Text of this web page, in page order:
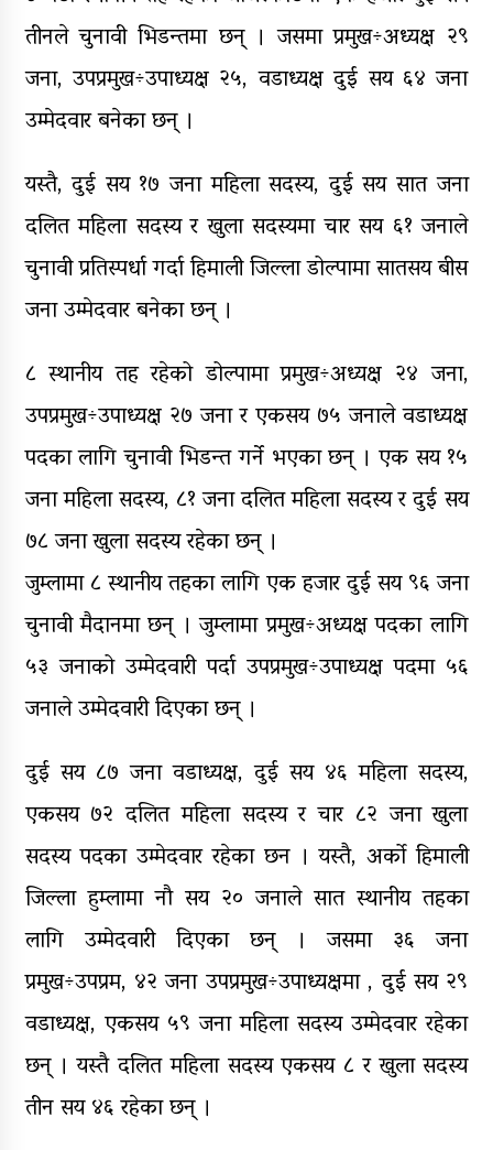
तीनले चुनावी भिडन्तमा छन् । जसमा प्रमुख÷अध्यक्ष २९
जना, उपप्रमुख÷उपाध्यक्ष २५, वडाध्यक्ष दुई सय ६४ जना
उम्मेदवार बनेका छन् ।
यस्तै, दुई सय १७ जना महिला सदस्य, दुई सय सात जना
दलित महिला सदस्य र खुला सदस्यमा चार सय ६१ जनाले
चुनावी प्रतिस्पर्धा गर्दा हिमाली जिल्ला डोल्पामा सातसय बीस
जना उम्मेदवार बनेका छन् ।
८ स्थानीय तह रहेको डोल्पामा प्रमुख÷अध्यक्ष २४ जना,
उपप्रमुख÷उपाध्यक्ष २७ जना र एकसय ७५ जनाले वडाध्यक्ष
पदका लागि चुनावी भिडन्त गर्ने भएका छन् । एक सय १५
जना महिला सदस्य, ८१ जना दलित महिला सदस्य र दुई सय
७८ जना खुला सदस्य रहेका छन् ।
जुम्लामा ८ स्थानीय तहका लागि एक हजार दुई सय ९६ जना
चुनावी मैदानमा छन् । जुम्लामा प्रमुख÷अध्यक्ष पदका लागि
५३ जनाको उम्मेदवारी पर्दा उपप्रमुख÷उपाध्यक्ष पदमा ५६
जनाले उम्मेदवारी दिएका छन् ।
दुई सय ८७ जना वडाध्यक्ष, दुई सय ४६ महिला सदस्य,
एकसय ७२ दलित महिला सदस्य र चार ८२ जना खुला
सदस्य पदका उम्मेदवार रहेका छन । यस्तै, अर्को हिमाली
जिल्ला हुम्लामा नौ सय २० जनाले सात स्थानीय तहका
लागि उम्मेदवारी दिएका छन् । जसमा ३६ जना
प्रमुख÷उपप्रम, ४२ जना उपप्रमुख÷उपाध्यक्षमा , दुई सय २९
वडाध्यक्ष, एकसय ५९ जना महिला सदस्य उम्मेदवार रहेका
छन् । यस्तै दलित महिला सदस्य एकसय ८ र खुला सदस्य
तीन सय ४६ रहेका छन् ।